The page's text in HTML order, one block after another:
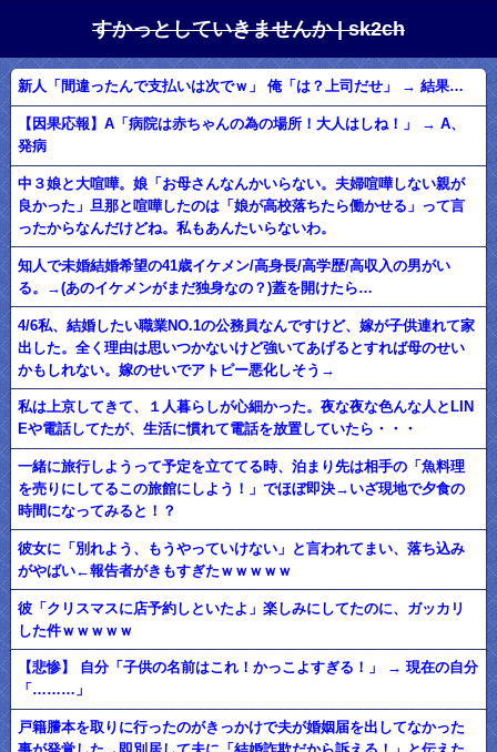
すかっとしていきませんか | sk2ch
新人「間違ったんで支払いは次でｗ」 俺「は？上司だせ」 → 結果…
【因果応報】A「病院は赤ちゃんの為の場所！大人はしね！」 → A、
発病
中３娘と大喧嘩。娘「お母さんなんかいらない。夫婦喧嘩しない親が
良かった」旦那と喧嘩したのは「娘が高校落ちたら働かせる」って言
ったからなんだけどね。私もあんたいらないわ。
知人で未婚結婚希望の41歳イケメン/高身長/高学歴/高収入の男がい
る。→(あのイケメンがまだ独身なの？)蓋を開けたら…
4/6私、結婚したい職業NO.1の公務員なんですけど、嫁が子供連れて家
出した。全く理由は思いつかないけど強いてあげるとすれば母のせい
かもしれない。嫁のせいでアトピー悪化しそう→
私は上京してきて、１人暮らしが心細かった。夜な夜な色んな人とLIN
Eや電話してたが、生活に慣れて電話を放置していたら・・・
一緒に旅行しようって予定を立ててる時、泊まり先は相手の「魚料理
を売りにしてるこの旅館にしよう！」でほぼ即決→いざ現地で夕食の
時間になってみると！？
彼女に「別れよう、もうやっていけない」と言われてまい、落ち込み
がやばい←報告者がきもすぎたｗｗｗｗｗ
彼「クリスマスに店予約しといたよ」楽しみにしてたのに、ガッカリ
した件ｗｗｗｗｗ
【悲惨】 自分「子供の名前はこれ！かっこよすぎる！」 → 現在の自分
「………」
戸籍謄本を取りに行ったのがきっかけで夫が婚姻届を出してなかった